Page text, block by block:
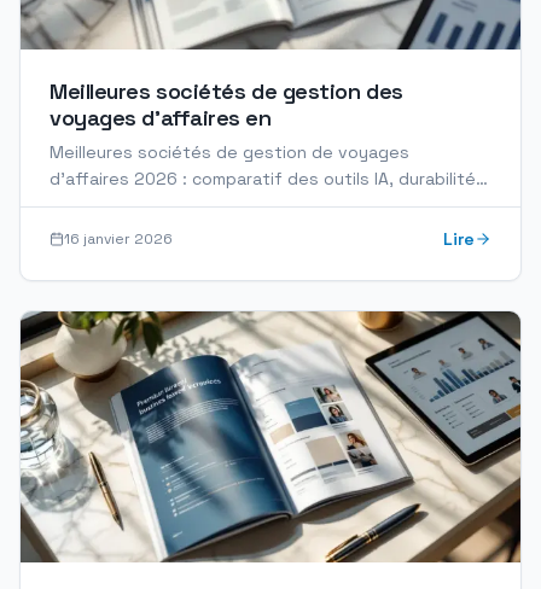
Meilleures sociétés de gestion des
voyages d’affaires en
Meilleures sociétés de gestion de voyages
d'affaires 2026 : comparatif des outils IA, durabilité,
expertise humaine et accompagnement sur mesure.
16 janvier 2026 Lire